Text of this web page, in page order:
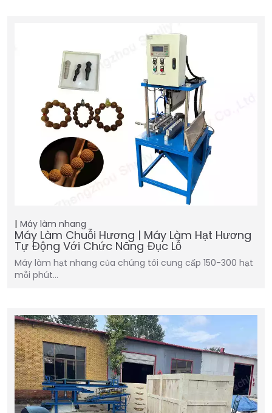
Máy làm nhang
Máy Làm Chuỗi Hương | Máy Làm Hạt Hương
Tự Động Với Chức Năng Đục Lỗ
Máy làm hạt nhang của chúng tôi cung cấp 150-300 hạt
mỗi phút…